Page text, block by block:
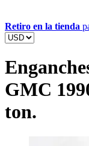
Retiro en la tienda
GMC
ton.